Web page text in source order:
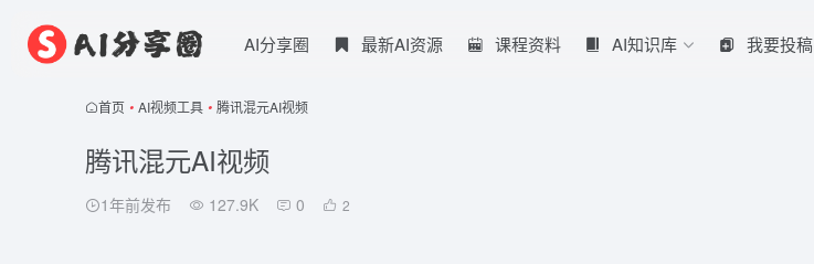
AI分享圈 最新AI资源 课程资料 AI知识库 我要投稿
首页 • AI视频工具 • 腾讯混元AI视频
腾讯混元AI视频
1年前发布 127.9K 0 2